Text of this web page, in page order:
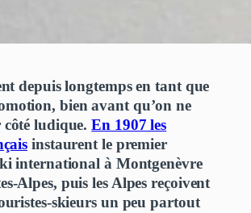
depuis longtemps en tant que
bien avant qu’on ne
côté ludique.En 1907 les
instaurent le premier
international à Montgenèvre
Alpes, puis les Alpes reçoivent
skieurs un peu partout